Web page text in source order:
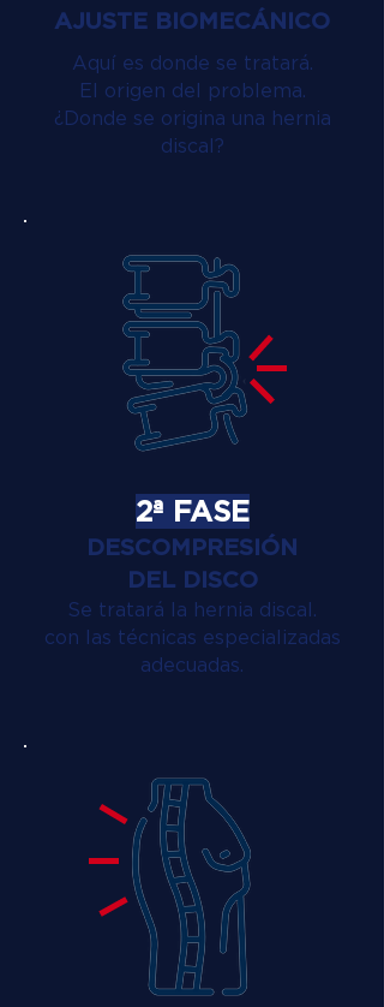
AJUSTE BIOMECÁNICO
Aquí es donde se tratará.
El origen del problema.
¿Donde se origina una hernia
discal?
2ª FASE
DESCOMPRESIÓN
DEL DISCO
Se tratará la hernia discal.
con las técnicas especializadas
adecuadas.